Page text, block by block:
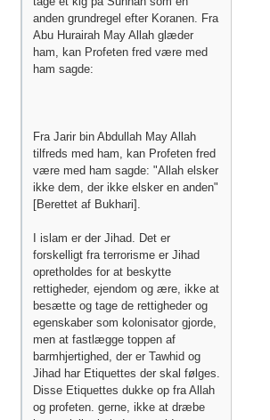
anden grundregel efter Koranen. Fra
Abu Hurairah May Allah glæder
ham, kan Profeten fred være med
ham sagde:
Fra Jarir bin Abdullah May Allah
tilfreds med ham, kan Profeten fred
være med ham sagde: "Allah elsker
ikke dem, der ikke elsker en anden"
[Berettet af Bukhari].
I islam er der Jihad. Det er
forskelligt fra terrorisme er Jihad
opretholdes for at beskytte
rettigheder, ejendom og ære, ikke at
besætte og tage de rettigheder og
egenskaber som kolonisator gjorde,
men at fastlægge toppen af ​​
barmhjertighed, der er Tawhid og
Jihad har Etiquettes der skal følges.
Disse Etiquettes dukke op fra Allah
og profeten. gerne, ikke at dræbe